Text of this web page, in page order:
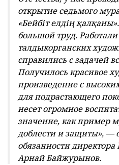
открытие седьмого
«Бейбіт елдің
большой труд.
талдыкорганских
справились с задачей
Получилось красивое
произведение с
для подрастающего
несет огромное
значение, как пример
доблести и защиты»,
обязанности директора
Арнай Байжурынов.